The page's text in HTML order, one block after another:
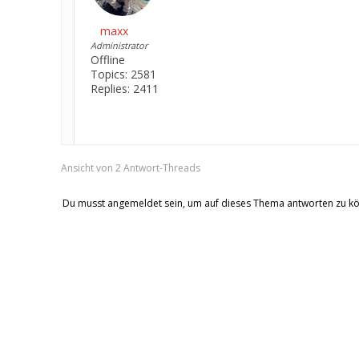
maxx
Administrator
Offline
Topics: 2581
Replies: 2411
Ansicht von 2 Antwort-Threads
Du musst angemeldet sein, um auf dieses Thema antworten zu